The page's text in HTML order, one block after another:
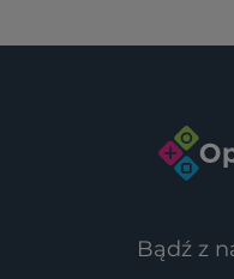
Bądź z